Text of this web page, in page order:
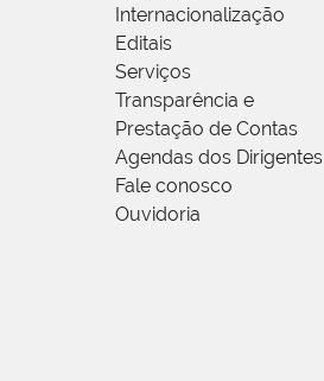
Internacionalização
Editais
Serviços
Transparência e
Prestação de Contas
Agendas dos Dirigentes
Fale conosco
Ouvidoria